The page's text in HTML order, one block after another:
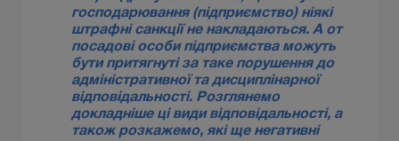
господарювання (підприємство) ніякі
штрафні санкції не накладаються. А от
посадові особи підприємства можуть
бути притягнуті за таке порушення до
адміністративної та дисциплінарної
відповідальності. Розглянемо
докладніше ці види відповідальності, а
також розкажемо, які ще негативні